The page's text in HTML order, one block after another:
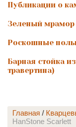
Публикации о
Зеленый мрамор
Роскошные
Барная стойка
травертина)
Главная /
HanStone Scarlett